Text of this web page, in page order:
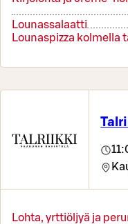
Lounassalaatti
Lounaspizza kolmella
Lohta, yrttiöljyä ja